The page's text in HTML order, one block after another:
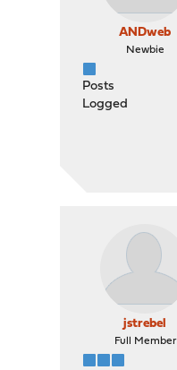
ANDweb
Newbie
Posts
Logged
jstrebel
Full Member